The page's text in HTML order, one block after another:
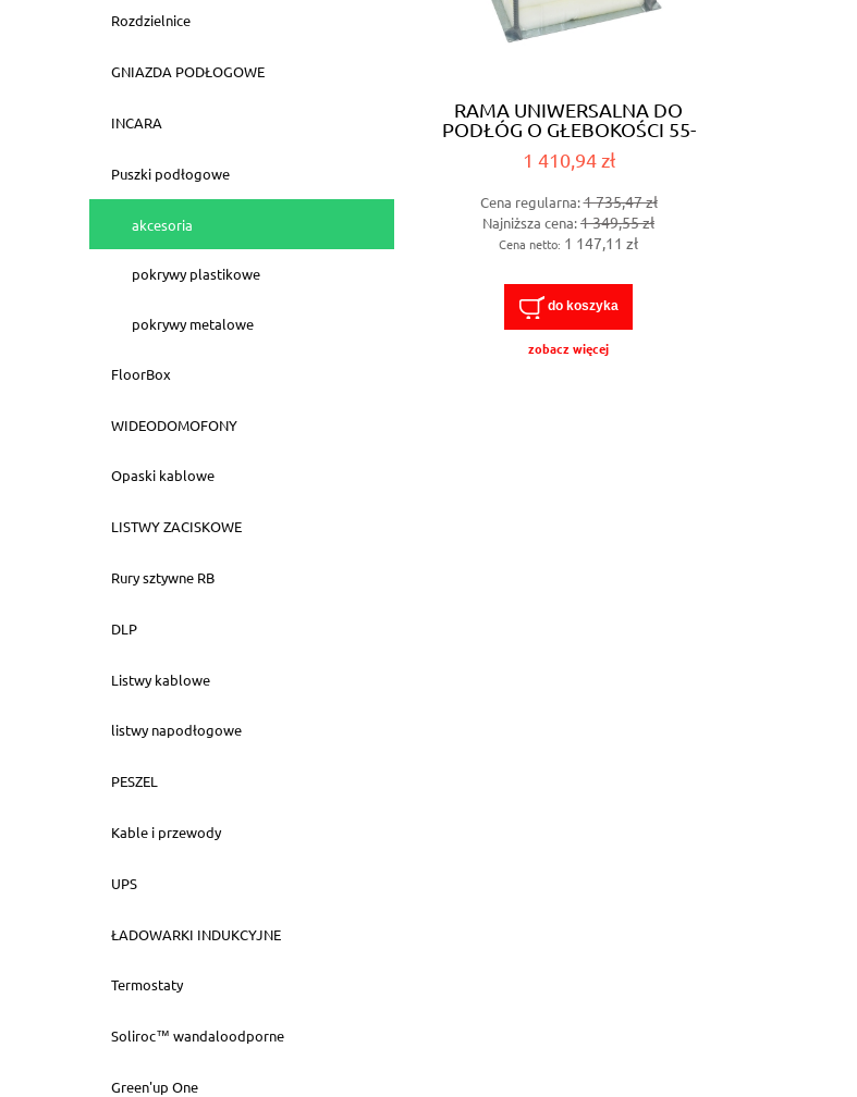
Rozdzielnice
GNIAZDA PODŁOGOWE
INCARA
Puszki podłogowe
akcesoria
pokrywy plastikowe
pokrywy metalowe
FloorBox
WIDEODOMOFONY
Opaski kablowe
LISTWY ZACISKOWE
Rury sztywne RB
DLP
Listwy kablowe
listwy napodłogowe
PESZEL
Kable i przewody
UPS
ŁADOWARKI INDUKCYJNE
Termostaty
Soliroc™ wandaloodporne
Green'up One
RAMA UNIWERSALNA DO
PODŁÓG O GŁEBOKOŚCI 55-
150mm
1 410,94 zł
Cena regularna:1 735,47 zł
Najniższa cena:1 349,55 zł
Cena netto: 1 147,11 zł
do koszyka
zobacz więcej